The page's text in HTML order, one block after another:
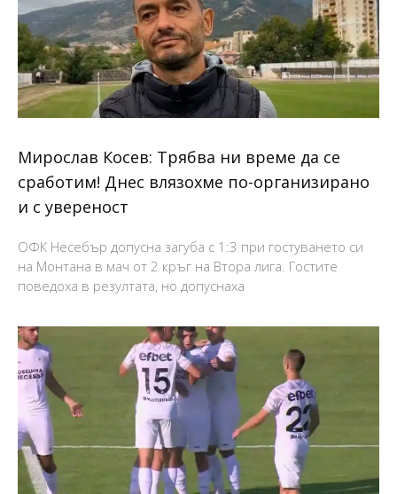
Мирослав Косев: Трябва ни време да се
сработим! Днес влязохме по-организирано
и с увереност
ОФК Несебър допусна загуба с 1:3 при гостуването си
на Монтана в мач от 2 кръг на Втора лига. Гостите
поведоха в резултата, но допуснаха